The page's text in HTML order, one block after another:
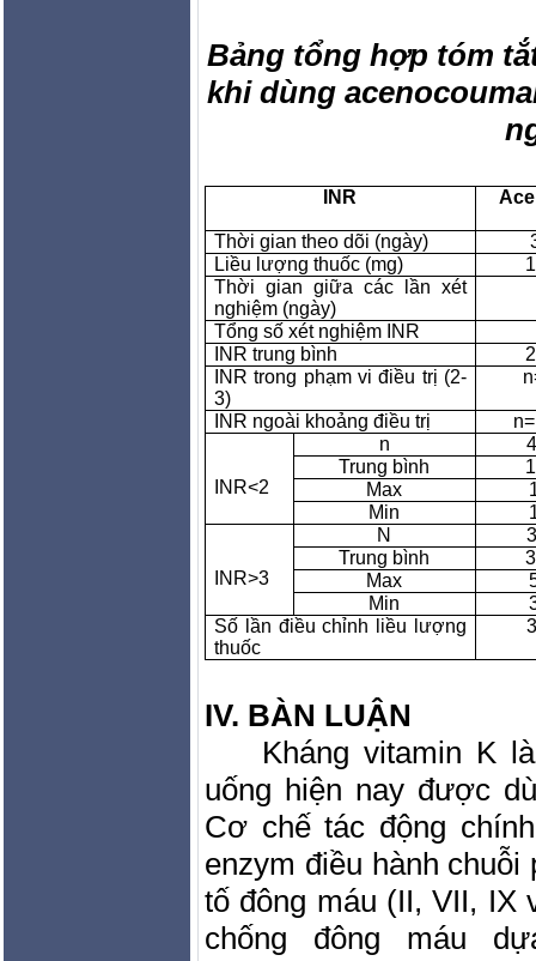
Bảng tổng hợp tóm
khi dùng
INR
Thời gian theo dõi (ngày)
Liều lượng thuốc (mg)
Thời gian giữa các lần xét
nghiệm (ngày)
Tổng số xét nghiệm INR
INR trung bình
INR trong phạm vi điều trị (2-
3)
INR ngoài khoảng điều trị
INR<2
n
Trung bình
Max
Min
INR>3
N
Trung bình
Max
Min
Số lần điều chỉnh liều lượng
thuốc
IV. BÀN LUẬN
Kháng vitamin K
uống hiện nay được
Cơ chế tác động
enzym điều hành
tố đông máu (II, VII, IX
chống đông máu